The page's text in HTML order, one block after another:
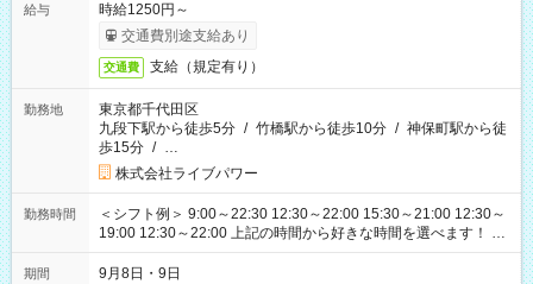
給与
時給1250円～
交通費別途支給あり
交通費 支給（規定有り）
勤務地
東京都千代田区
九段下駅から徒歩5分 / 竹橋駅から徒歩10分 / 神保町駅から徒
歩15分 / …
株式会社ライブパワー
勤務時間
＜シフト例＞ 9:00～22:30 12:30～22:00 15:30～21:00 12:30～
19:00 12:30～22:00 上記の時間から好きな時間を選べます！ ※
時間は変更となる可能性があります
期間 9月8日・9日